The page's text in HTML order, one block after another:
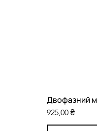
Двофазний
Ціна
925,00 ₴